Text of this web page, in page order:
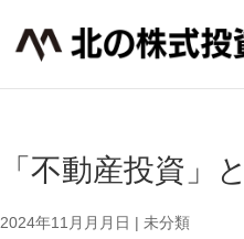
「不動産投資」
2024年11月月月日 | 未分類